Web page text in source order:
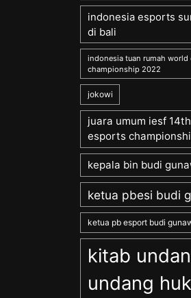
indonesia esports
di bali
indonesia tuan rumah world
championship 2022
jokowi
juara umum iesf
esports
kepala bin budi
ketua pbesi budi
ketua pb esport budi
kitab
undang